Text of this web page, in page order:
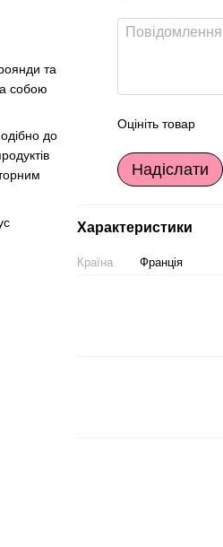
та
собою
до
Оцініть товар
Надіслати
Характеристики
Країна Франція